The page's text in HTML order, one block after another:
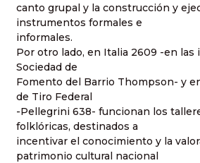
canto grupal y la construcción y
instrumentos formales e
informales.
Por otro lado, en Italia 2609 -en las
Sociedad de
Fomento del Barrio Thompson- y
de Tiro Federal
-Pellegrini 638- funcionan los
folklóricas, destinados a
incentivar el conocimiento y la
patrimonio cultural nacional